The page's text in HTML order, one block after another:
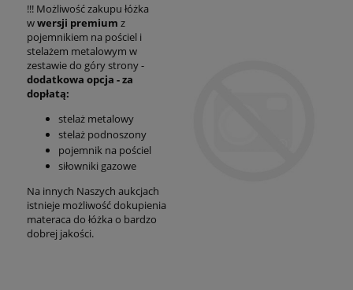
!!! Możliwość zakupu łóżka
wwersji premium z
pojemnikiem na pościel i
stelażem metalowym w
zestawie do góry strony -
dodatkowa opcja - za
dopłatą:
stelaż metalowy
stelaż podnoszony
pojemnik na pościel
siłowniki gazowe
Na innych Naszych aukcjach
istnieje możliwość dokupienia
materaca do łóżka o bardzo
dobrej jakości.